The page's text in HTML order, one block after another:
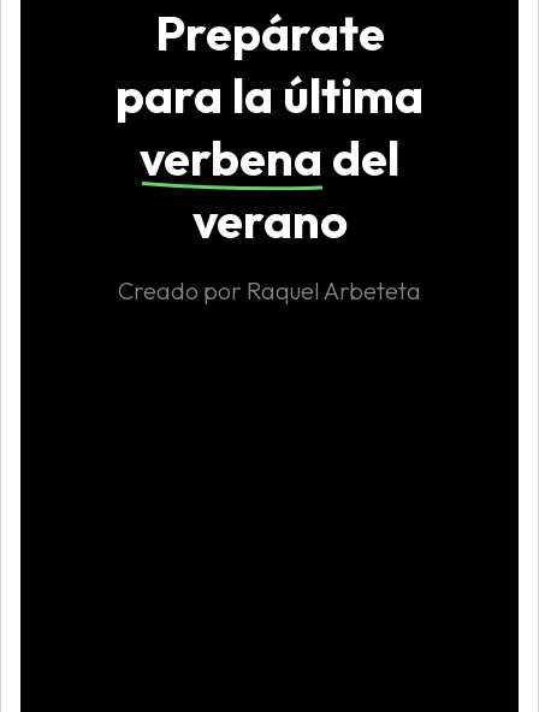
Prepárate
para la última
verbena del
verano
Creado por Raquel Arbeteta